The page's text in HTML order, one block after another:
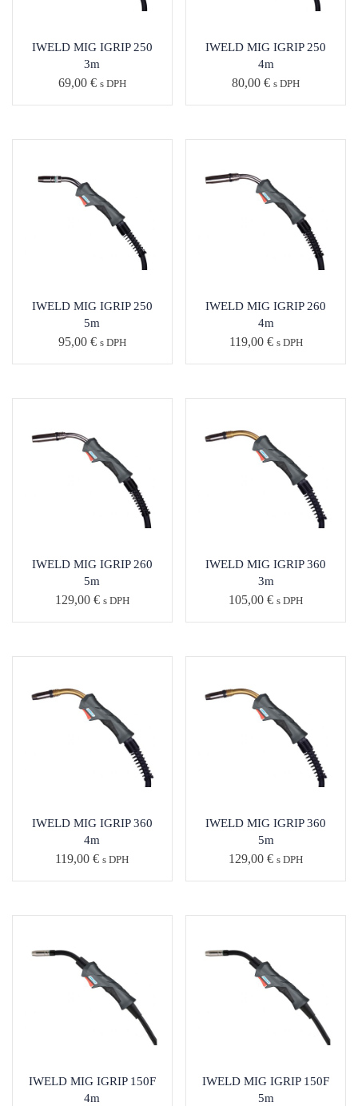
IWELD MIG IGRIP 250
3m
69,00 € s DPH
IWELD MIG IGRIP 250
4m
80,00€ s DPH
IWELD MIG IGRIP 250
5m
95,00 € s DPH
IWELD MIG IGRIP 260
4m
119,00 € s DPH
IWELD MIG IGRIP 260
5m
129,00 € s DPH
IWELD MIG IGRIP 360
3m
105,00€ s DPH
IWELD MIG IGRIP 360
4m
119,00€ s DPH
IWELD MIG IGRIP 360
5m
129,00€ s DPH
IWELD MIG IGRIP 150F
4m
IWELD MIG IGRIP 150F
5m